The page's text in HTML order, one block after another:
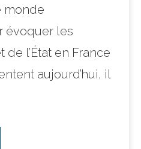
monde
évoquer les
de l’État en France
aujourd’hui, il